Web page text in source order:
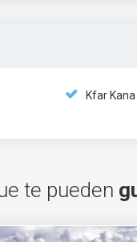
Kfar Kana
te pueden